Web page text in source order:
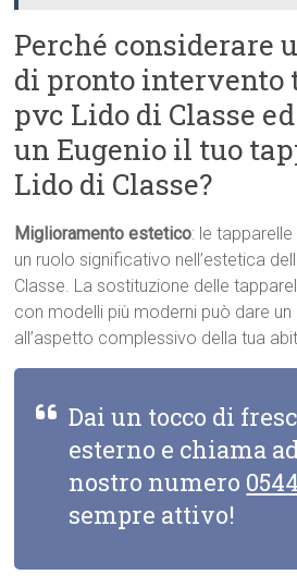
Perché considerare
di pronto intervento
pvc Lido di Classe
un Eugenio il tuo
Lido di Classe?
Miglioramento estetico: le
un ruolo significativo nell’estetica
Classe. La sostituzione delle
con modelli più moderni può dare
all’aspetto complessivo della tua
Dai un tocco di
esterno e chiama
nostro numero
sempre attivo!